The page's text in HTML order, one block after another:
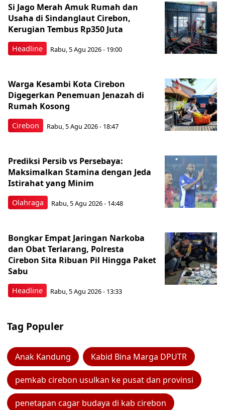
Headline
Si Jago Merah Amuk Rumah dan
Usaha di Sindanglaut Cirebon,
Kerugian Tembus Rp350 Juta
Rabu, 5 Agu 2026 - 19:00
Cirebon
Warga Kesambi Kota Cirebon
Digegerkan Penemuan Jenazah di
Rumah Kosong
Rabu, 5 Agu 2026 - 18:47
Olahraga
Prediksi Persib vs Persebaya:
Maksimalkan Stamina dengan Jeda
Istirahat yang Minim
Rabu, 5 Agu 2026 - 14:48
Headline
Bongkar Empat Jaringan Narkoba
dan Obat Terlarang, Polresta
Cirebon Sita Ribuan Pil Hingga Paket
Sabu
Rabu, 5 Agu 2026 - 13:33
Tag Populer
Anak Kandung Kabid Bina Marga DPUTR
pemkab cirebon usulkan ke pusat dan provinsi
penetapan cagar budaya di kab cirebon